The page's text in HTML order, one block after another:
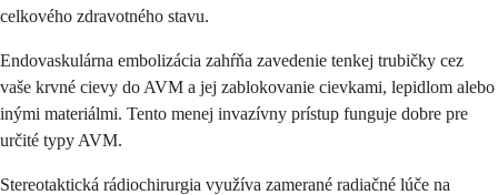
celkového zdravotného stavu.
Endovaskulárna embolizácia zahŕňa zavedenie tenkej trubičky cez
vaše krvné cievy do AVM a jej zablokovanie cievkami, lepidlom alebo
inými materiálmi. Tento menej invazívny prístup funguje dobre pre
určité typy AVM.
Stereotaktická rádiochirurgia využíva zamerané radiačné lúče na